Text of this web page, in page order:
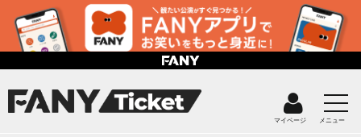
マイページ メニュー